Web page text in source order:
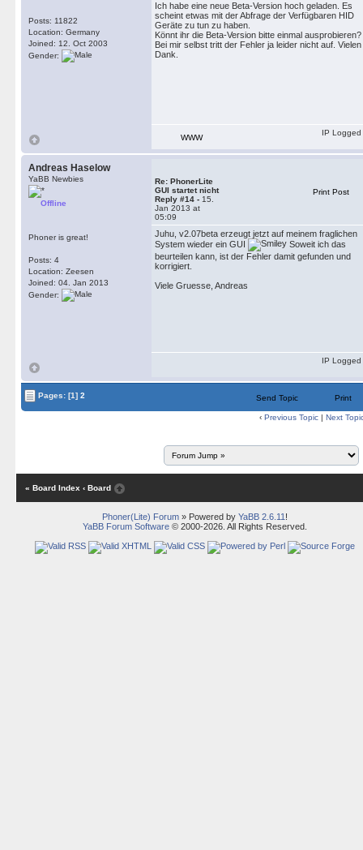
Posts: 11822
Location: Germany
Joined: 12. Oct 2003
Gender:
Ich habe eine neue Beta-Version hoch geladen. Es
scheint etwas mit der Abfrage der Verfügbaren HID
Geräte zu tun zu haben.
Könnt ihr die Beta-Version bitte einmal ausprobieren?
Bei mir selbst tritt der Fehler ja leider nicht auf. Vielen
Dank.
WWW
IP Logged
Andreas Haselow
YaBB Newbies
Offline
Phoner is great!
Posts: 4
Location: Zeesen
Joined: 04. Jan 2013
Gender:
Re: PhonerLite
GUI startet nicht
Reply #14 - 15.
Jan 2013 at
05:09
Print Post
Juhu, v2.07beta erzeugt jetzt auf meinem fraglichen
System wieder ein GUI
Soweit ich das
beurteilen kann, ist der Fehler damit gefunden und
korrigiert.
Viele Gruesse, Andreas
IP Logged
Pages: [1] 2 Send Topic Print
‹ Previous Topic | Next
« Board Index ‹ Board
Phoner(Lite) Forum» Powered by YaBB 2.6.11 !
YaBB Forum Software© 2000-2026. All Rights Reserved.